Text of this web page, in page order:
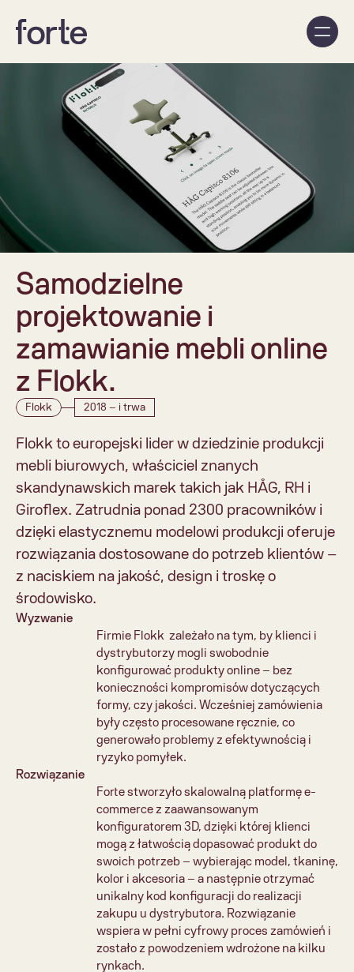
Samodzielne
projektowanie i
zamawianie mebli online
z Flokk.
Flokk 2018 – i trwa
Flokk to europejski lider w dziedzinie produkcji
mebli biurowych, właściciel znanych
skandynawskich marek takich jak HÅG, RH i
Giroflex. Zatrudnia ponad 2300 pracowników i
dzięki elastycznemu modelowi produkcji oferuje
rozwiązania dostosowane do potrzeb klientów –
z naciskiem na jakość, design i troskę o
środowisko.
Wyzwanie
Firmie Flokk  zależało na tym, by klienci i
dystrybutorzy mogli swobodnie
konfigurować produkty online – bez
konieczności kompromisów dotyczących
formy, czy jakości. Wcześniej zamówienia
były często procesowane ręcznie, co
generowało problemy z efektywnością i
ryzyko pomyłek.
Rozwiązanie
Forte stworzyło skalowalną platformę e-
commerce z zaawansowanym
konfiguratorem 3D, dzięki której klienci
mogą z łatwością dopasować produkt do
swoich potrzeb – wybierając model, tkaninę,
kolor i akcesoria – a następnie otrzymać
unikalny kod konfiguracji do realizacji
zakupu u dystrybutora. Rozwiązanie
wspiera w pełni cyfrowy proces zamówień i
zostało z powodzeniem wdrożone na kilku
rynkach.